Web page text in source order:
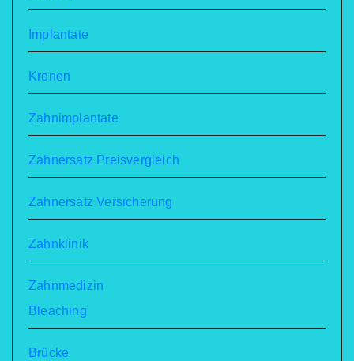
Implantate
Kronen
Zahnimplantate
Zahnersatz Preisvergleich
Zahnersatz Versicherung
Zahnklinik
Zahnmedizin
Bleaching
Brücke